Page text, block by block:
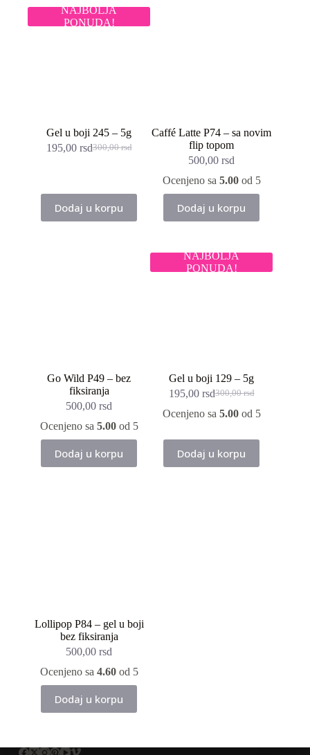
NAJBOLJA
PONUDA!
Gel u boji 245 – 5g
300,00rsd
Originalna
300,00 rsd.
195,00 rsdTrenutna
Dodaj u korpu
Caffé Latte P74 – sa novim
flip topom
500,00rsd
Ocenjeno sa 5.00od 5
Dodaj u korpu
Go Wild P49 – bez
fiksiranja
500,00rsd
Ocenjeno sa 5.00od 5
Dodaj u korpu
NAJBOLJA
PONUDA!
Gel u boji 129 – 5g
300,00rsd
Originalna
cena
300,00 rsd.
195,00 rsdTrenutna
cena
Ocenjeno sa 5.00od 5
Dodaj u korpu
Lollipop P84 – gel u boji
bez fiksiranja
500,00rsd
Ocenjeno sa 4.60od 5
Dodaj u korpu